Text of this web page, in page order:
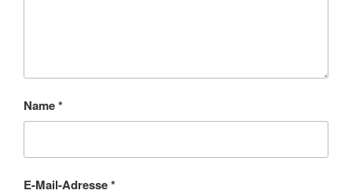
Name*
E-Mail-Adresse*